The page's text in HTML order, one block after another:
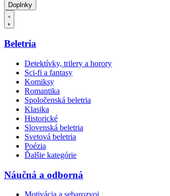
Doplnky
Beletria
Detektívky, trilery a horory
Sci-fi a fantasy
Komiksy
Romantika
Spoločenská beletria
Klasika
Historické
Slovenská beletria
Svetová beletria
Poézia
Ďalšie kategórie
Náučná a odborná